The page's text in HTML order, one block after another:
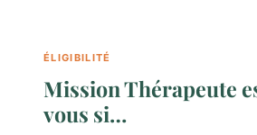
ÉLIGIBILITÉ
Mission Thérapeute
vous si…